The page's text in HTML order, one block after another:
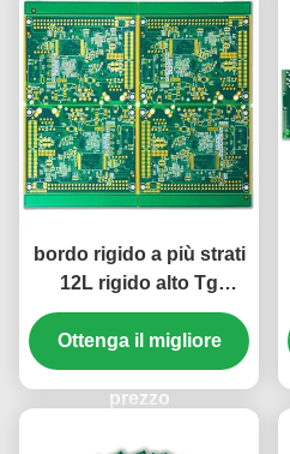
bordo rigido a più strati
12L rigido alto Tg
S1000-2 ENIG 2u del
PWB di 1.66mm»
Ottenga il migliore
prezzo